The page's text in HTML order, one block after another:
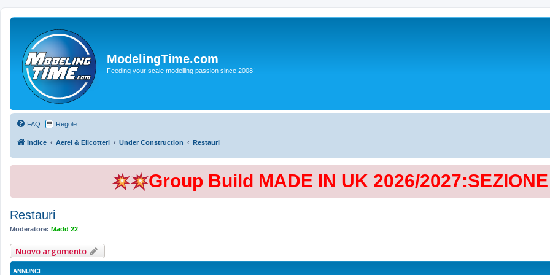
ModelingTime.com
Feeding your scale modelling passion since 2008!
FAQ Regole
Indice Aerei & Elicotteri Under Construction Restauri
Group Build MADE IN UK 2026/
Restauri
Moderatore: Madd 22
Nuovo argomento
ANNUNCI